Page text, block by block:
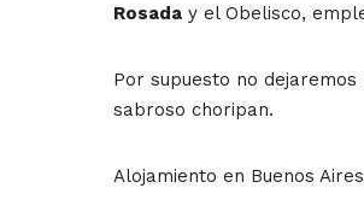
Rosada y el Obelisco,
Por supuesto no
sabroso choripan.
Alojamiento en Buenos